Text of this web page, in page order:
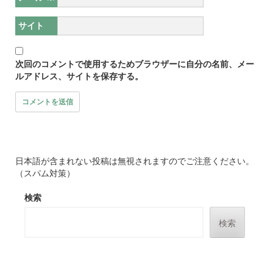
サイト
次回のコメントで使用するためブラウザーに自分の名前、メー
ルアドレス、サイトを保存する。
日本語が含まれない投稿は無視されますのでご注意ください。
（スパム対策）
検索
検索